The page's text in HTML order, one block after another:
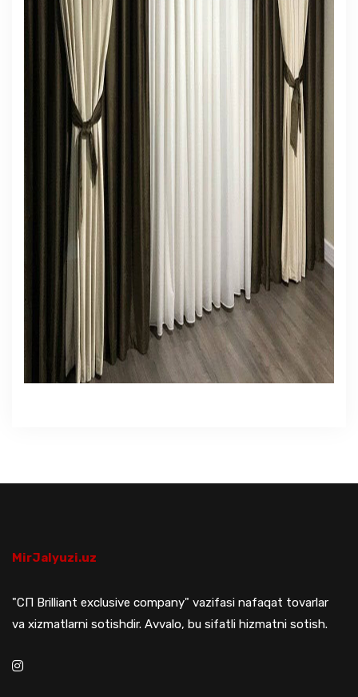
MirJalyuzi.uz
"СП Brilliant exclusive company" vazifasi nafaqat tovarlar
va xizmatlarni sotishdir. Avvalo, bu sifatli hizmatni sotish.